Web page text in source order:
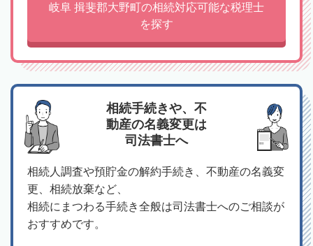
岐阜 揖斐郡大野町の相続対応可能な税理士
を探す
相続手続きや、不
動産の名義変更は
司法書士へ
相続人調査や預貯金の解約手続き、不動産の名義変
更、相続放棄など、
相続にまつわる手続き全般は司法書士へのご相談が
おすすめです。